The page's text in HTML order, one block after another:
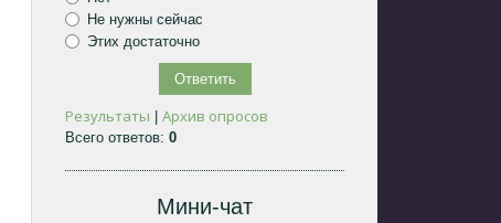
Не нужны сейчас
Этих достаточно
Результаты |Архив опросов
Всего ответов:0
Мини-чат